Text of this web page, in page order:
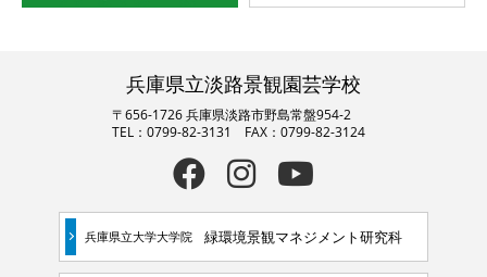
兵庫県立淡路景観園芸学校
〒656-1726 兵庫県淡路市野島常盤954-2
TEL：0799-82-3131 FAX：0799-82-3124
兵庫県立大学大学院 緑環境景観マネジメント研究科